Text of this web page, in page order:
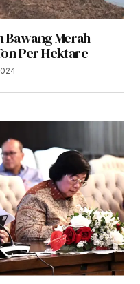
Bawang Merah
Per Hektare